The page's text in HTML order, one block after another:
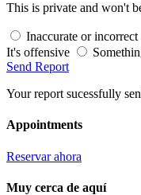
This is private and won't
Inaccurate or incorrect
It's offensive
Send Report
Your report sucessfully
Appointments
Reservar ahora
Muy cerca de aquí